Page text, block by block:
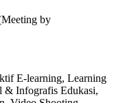
by
E-learning, Learning
& Infografis Edukasi,